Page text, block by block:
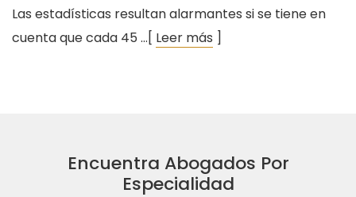
Las estadísticas resultan alarmantes si se tiene en
cuenta que cada 45 …[ Leer más ]
Encuentra Abogados Por
Especialidad